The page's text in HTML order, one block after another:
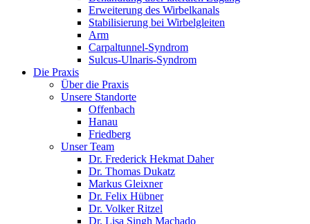
Erweiterung des Wirbelkanals
Stabilisierung bei Wirbelgleiten
Arm
Carpaltunnel-Syndrom
Sulcus-Ulnaris-Syndrom
Die Praxis
Über die Praxis
Unsere Standorte
Offenbach
Hanau
Friedberg
Unser Team
Dr. Frederick Hekmat Daher
Dr. Thomas Dukatz
Markus Gleixner
Dr. Felix Hübner
Dr. Volker Ritzel
Dr. Lisa Singh Machado